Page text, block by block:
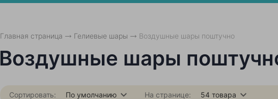
Главная страница Гелиевые шары Воздушные шары поштучно
Воздушные шары
Сортировать: По умолчанию На странице: 54 товара